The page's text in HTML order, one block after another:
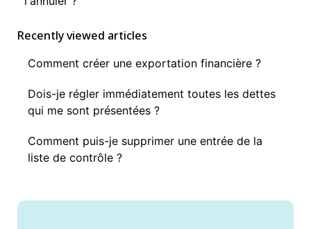
Recently viewed articles
Comment créer une exportation financière ?
Dois-je régler immédiatement toutes les dettes
qui me sont présentées ?
Comment puis-je supprimer une entrée de la
liste de contrôle ?